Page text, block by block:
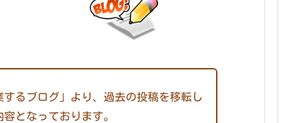
るブログ」より、過去の投稿を移転し
となっております。